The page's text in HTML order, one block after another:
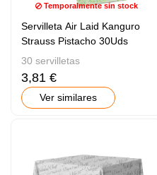
Temporalmente sin stock
Servilleta Air Laid Kanguro
Strauss Pistacho 30Uds
30 servilletas
3,81 €
Ver similares